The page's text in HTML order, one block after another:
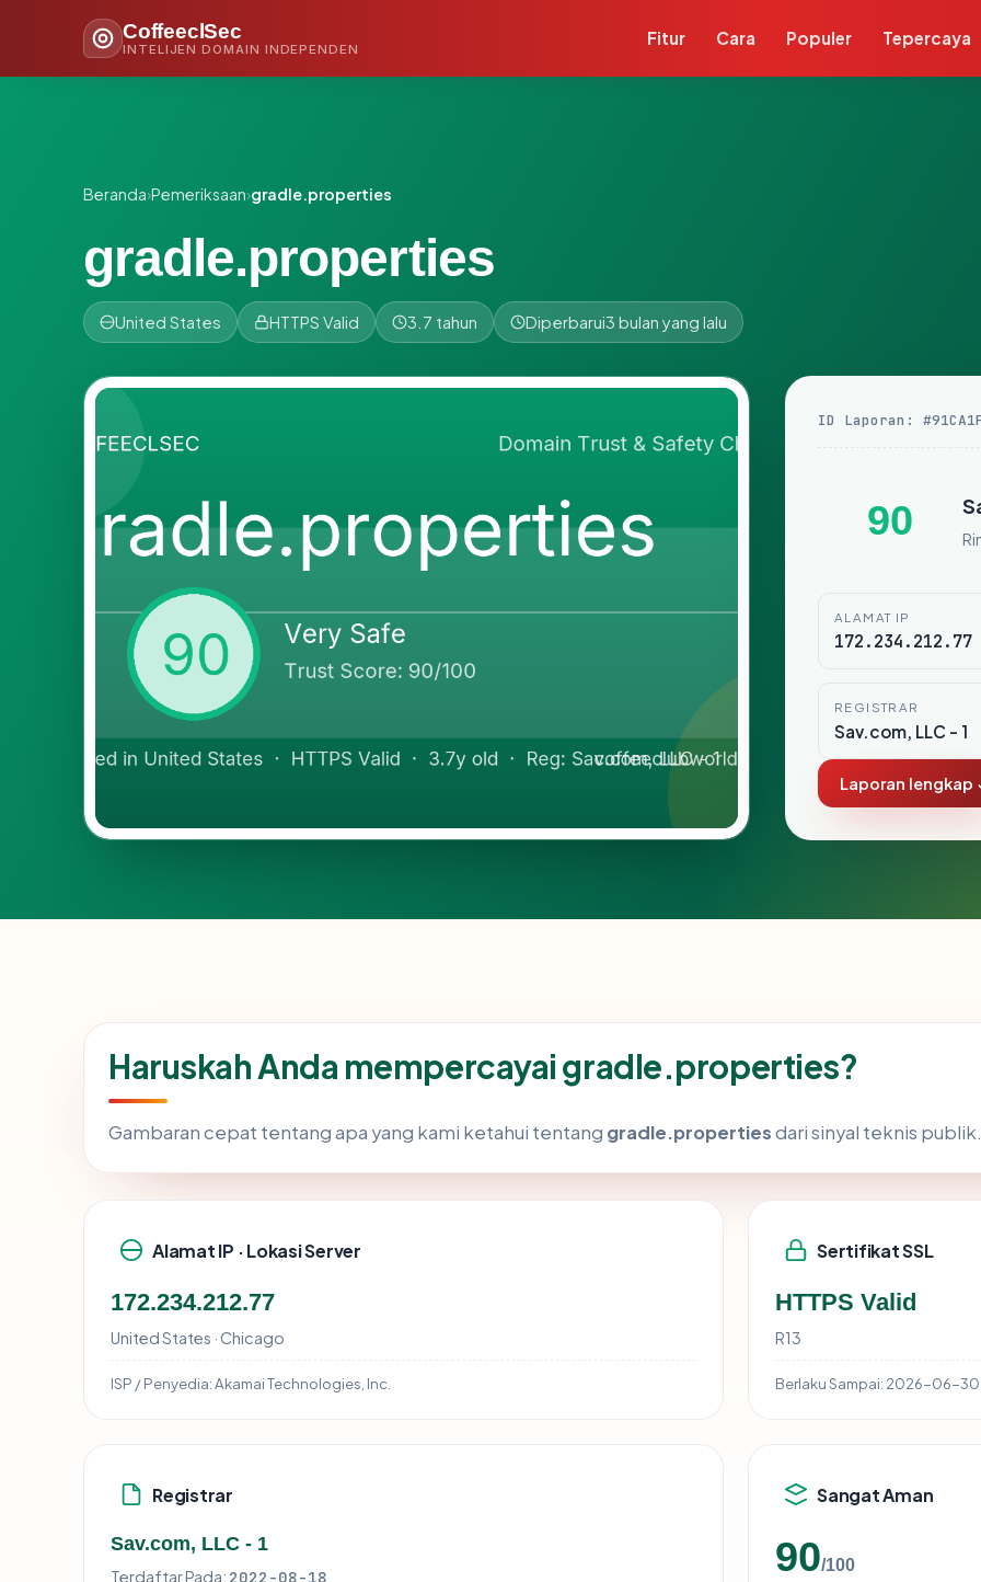
CoffeeclSec
INTELIJEN DOMAIN INDEPENDEN
Fitur Cara Populer Tepercaya
Beranda›Pemeriksaan›gradle.properties
gradle.properties
United States HTTPS Valid 3.7 tahun Diperbarui3 bulan yang lalu
ID Laporan:
90
ALAMAT IP
172.234.212.77
REGISTRAR
Sav.com, LLC - 1
Laporan lengkap
Haruskah Anda mempercayai gradle.properties?
Gambaran cepat tentang apa yang kami ketahui tentang gradle.propertiesdari sinyal teknis publik.
Alamat IP · Lokasi Server
172.234.212.77
United States · Chicago
ISP / Penyedia:Akamai Technologies, Inc.
Sertifikat SSL
HTTPS Valid
R13
Berlaku Sampai: 2026-06-30
Registrar
Sav.com, LLC - 1
Terdaftar Pada: 2022-08-18
Sangat Aman
90/100